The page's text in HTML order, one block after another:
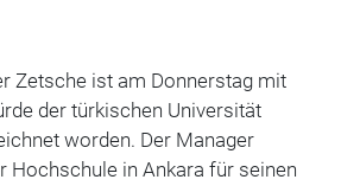
Zetsche ist am Donnerstag mit
der türkischen Universität
worden. Der Manager
Hochschule in Ankara für seinen